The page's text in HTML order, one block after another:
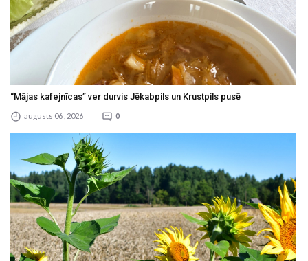
“Mājas kafejnīcas” ver durvis Jēkabpils un Krustpils pusē
augusts 06 , 2026 0